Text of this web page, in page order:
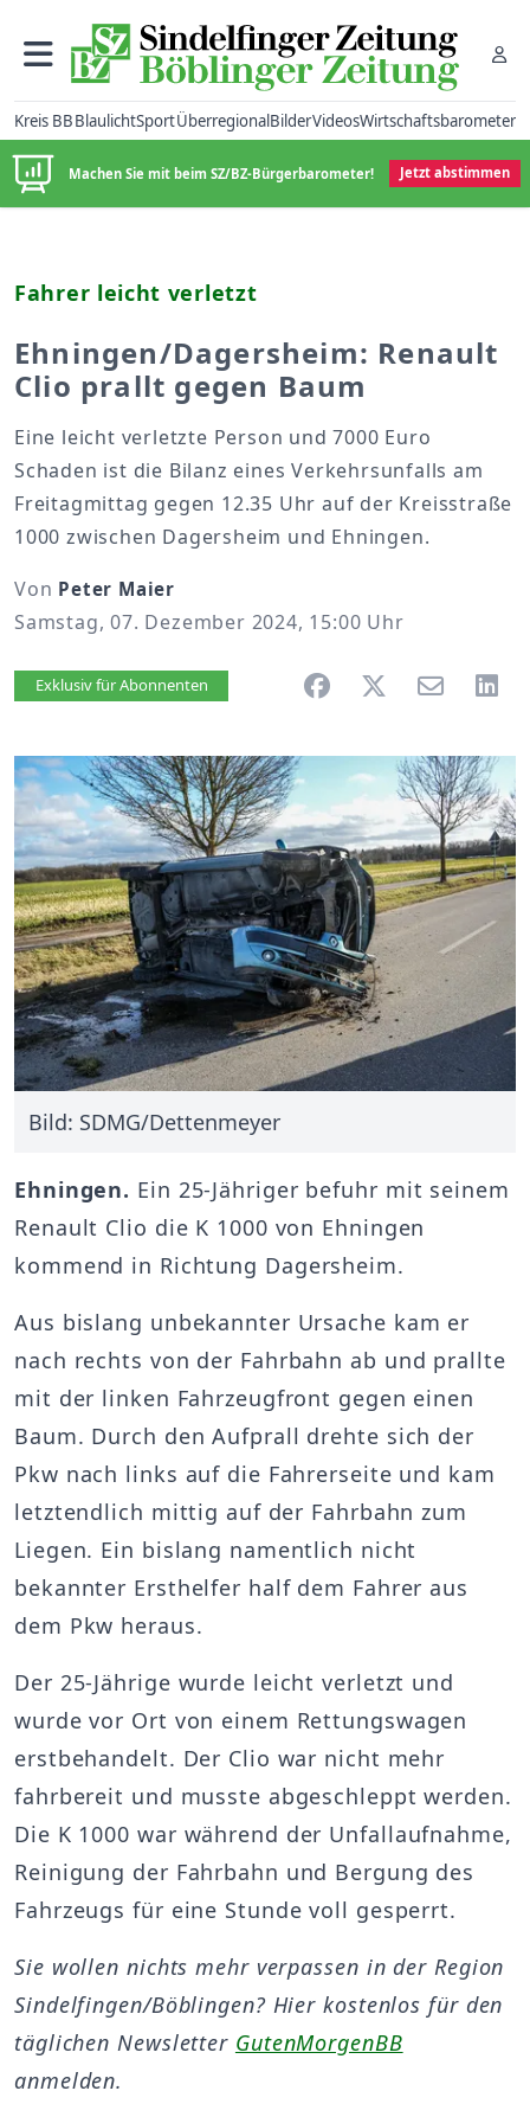
Kreis BBBlaulichtSportÜberregionalBilderVideosWirtschaftsbarometer
Machen Sie mit beim SZ/BZ-Bürgerbarometer! Jetzt abstimmen
Fahrer leicht verletzt
Ehningen/Dagersheim: Renault
Clio prallt gegen Baum
Eine leicht verletzte Person und 7000 Euro
Schaden ist die Bilanz eines Verkehrsunfalls am
Freitagmittag gegen 12.35 Uhr auf der Kreisstraße
1000 zwischen Dagersheim und Ehningen.
Von Peter Maier
Samstag, 07. Dezember 2024, 15:00 Uhr
Artikel vorlesen
Exklusiv für Abonnenten
Bild: SDMG/Dettenmeyer
Ehningen. Ein 25-Jähriger befuhr mit seinem
Renault Clio die K 1000 von Ehningen
kommend in Richtung Dagersheim.
Aus bislang unbekannter Ursache kam er
nach rechts von der Fahrbahn ab und prallte
mit der linken Fahrzeugfront gegen einen
Baum. Durch den Aufprall drehte sich der
Pkw nach links auf die Fahrerseite und kam
letztendlich mittig auf der Fahrbahn zum
Liegen. Ein bislang namentlich nicht
bekannter Ersthelfer half dem Fahrer aus
dem Pkw heraus.
Der 25-Jährige wurde leicht verletzt und
wurde vor Ort von einem Rettungswagen
erstbehandelt. Der Clio war nicht mehr
fahrbereit und musste abgeschleppt werden.
Die K 1000 war während der Unfallaufnahme,
Reinigung der Fahrbahn und Bergung des
Fahrzeugs für eine Stunde voll gesperrt.
Sie wollen nichts mehr verpassen in der Region
Sindelfingen/Böblingen? Hier kostenlos für den
täglichen Newsletter GutenMorgenBB
anmelden.